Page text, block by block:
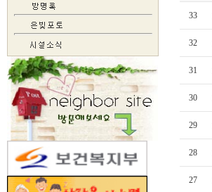
33
32
31
30
29
28
27